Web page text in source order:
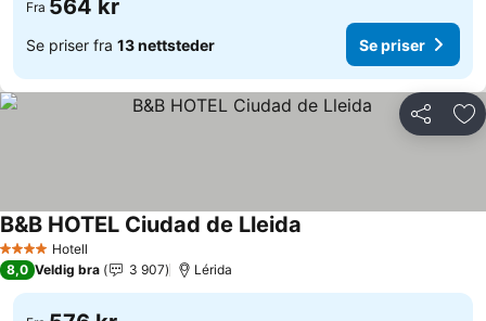
Fra 564 kr
Se priser fra 13 nettsteder Se priser
Del
4 StjernerHotell
B&B HOTEL Ciudad de Lleida
8,0 Veldig bra 3 907 Lérida